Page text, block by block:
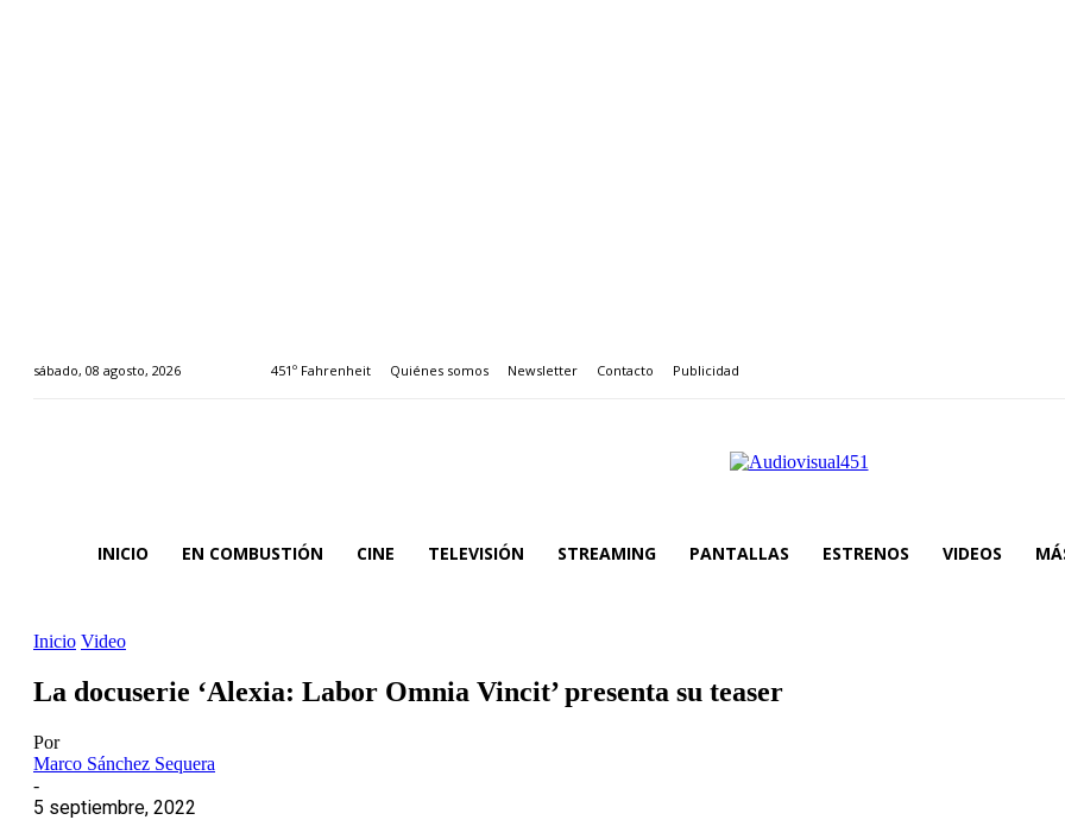
sábado, 08 agosto, 2026 451º Fahrenheit Quiénes somos Newsletter Contacto Publicidad
INICIO EN COMBUSTIÓN CINE TELEVISIÓN STREAMING PANTALLAS ESTRENOS VIDEOS
Inicio Video
La docuserie ‘Alexia: Labor Omnia Vincit’ presenta su teaser
Por
Marco Sánchez Sequera
-
5 septiembre, 2022